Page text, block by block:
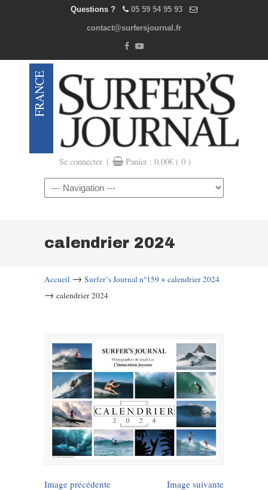
Questions ? 05 59 54 95 93
contact@surfersjournal.fr
Se connecter | Panier : 0,00€ ( 0 )
Navigation
calendrier 2024
Accueil → Surfer’s Journal n°159 + calendrier 2024
→ calendrier 2024
Image précédente Image suivante